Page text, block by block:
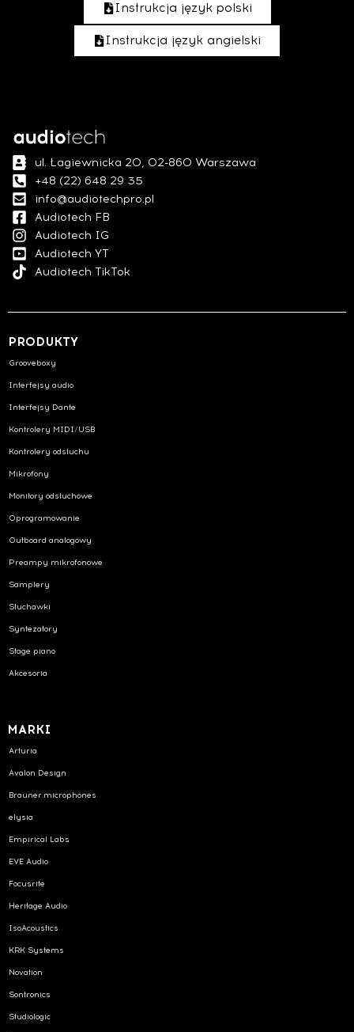
Instrukcja język polski
Instrukcja język angielski
ul. Łagiewnicka 20, 02-860 Warszawa
+48 (22) 648 29 35
info@audiotechpro.pl
Audiotech FB
Audiotech IG
Audiotech YT
Audiotech TikTok
PRODUKTY
Grooveboxy
Interfejsy audio
Interfejsy Dante
Kontrolery MIDI/USB
Kontrolery odsłuchu
Mikrofony
Monitory odsłuchowe
Oprogramowanie
Outboard analogowy
Preampy mikrofonowe
Samplery
Słuchawki
Syntezatory
Stage piano
Akcesoria
MARKI
Arturia
Avalon Design
Brauner.microphones
elysia
Empirical Labs
EVE Audio
Focusrite
Heritage Audio
IsoAcoustics
KRK Systems
Novation
Sontronics
Studiologic